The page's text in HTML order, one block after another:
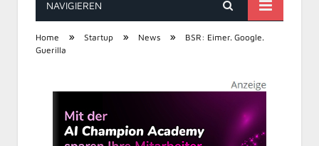
STARTUP REPORT
NAVIGIEREN
Home » Startup » News »
BSR: Eimer. Google.
Guerilla